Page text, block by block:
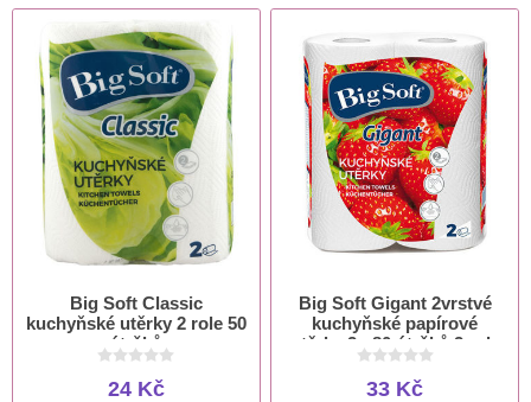
Big Soft Classic
kuchyňské utěrky 2 role 50
útržků
24 Kč
Big Soft Gigant 2vrstvé
kuchyňské papírové
utěrky 2× 80 útržků 2 role
33 Kč